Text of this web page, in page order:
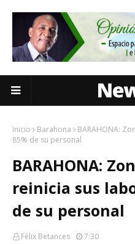
Inicio Barahona
BARAHONA:
85% de su personal
BARAHONA:
reinicia sus
de su personal
Félix Betances 7:30